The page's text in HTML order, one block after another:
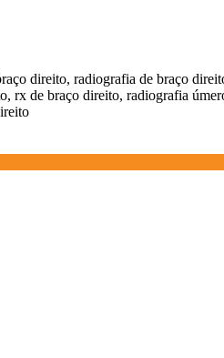
direito, radiografia de braço
rx de braço direito, radiografia